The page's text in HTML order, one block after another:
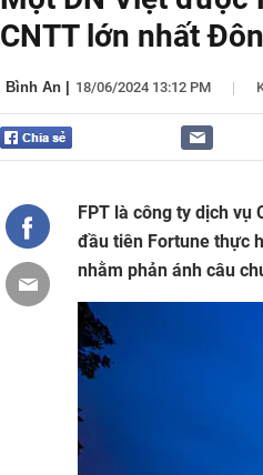
CNTT lớn nhất
Bình An 18/06/2024 13:12 PM |
FPT là công ty dịch vụ
đầu tiên Fortune thực
nhằm phản ánh câu